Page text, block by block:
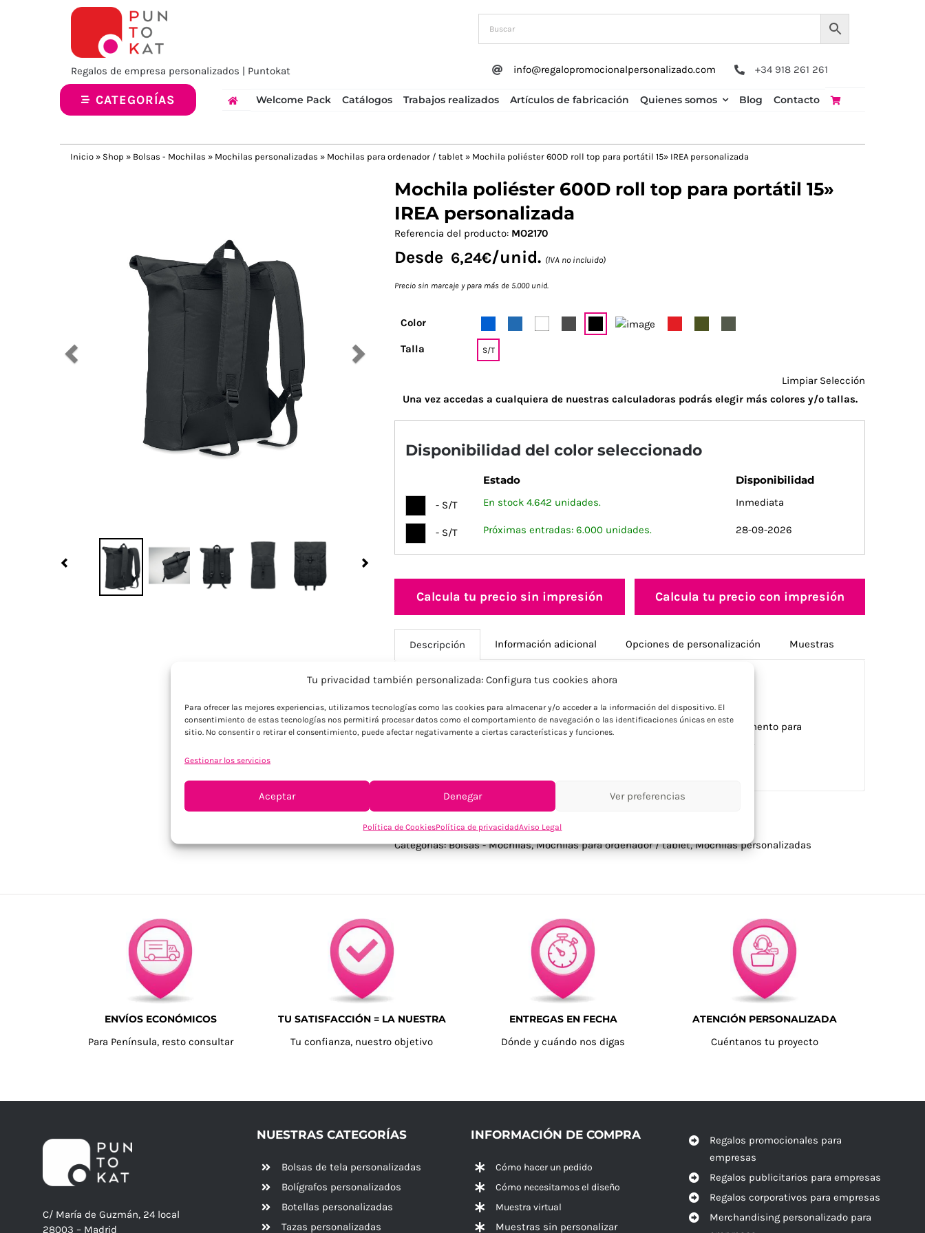
Tu privacidad también personalizada: Configura tus cookies ahora
Para ofrecer las mejores experiencias, utilizamos tecnologías como las cookies para almacenar y/o acceder a la información del dispositivo. El
consentimiento de estas tecnologías nos permitirá procesar datos como el comportamiento de navegación o las identificaciones únicas en este
sitio. No consentir o retirar el consentimiento, puede afectar negativamente a ciertas características y funciones.
Gestionar los servicios
Aceptar Denegar Ver preferencias
Política de CookiesPolítica de privacidadAviso Legal
Regalos de empresa personalizados | Puntokat info@regalopromocionalpersonalizado.com +34 918 261 261
CATEGORÍAS Welcome Pack Catálogos Trabajos realizados Artículos de fabricación Quienes somos Blog Contacto
Inicio » Shop » Bolsas - Mochilas » Mochilas personalizadas » Mochilas para ordenador / tablet » Mochila poliéster 600D roll top para portátil 15» IREA personalizada
Previous
Mochila poliéster 600D roll top para portátil 15»
IREA personalizada
Referencia del producto: MO2170
Desde 6,24€/unid. (IVA no incluido)
Precio sin marcaje y para más de 5.000 unid.
Color
Talla S/T
Limpiar Selección
Una vez accedas a cualquiera de nuestras calculadoras podrás elegir más colores y/o tallas.
Disponibilidad del color seleccionado
Estado Disponibilidad
- S/T En stock 4.642 unidades. Inmediata
- S/T Próximas entradas: 6.000 unidades. 28-09-2026
Calcula tu precio sin impresión Calcula tu precio con impresión
Descripción Información adicional Opciones de personalización Muestras
Mochila de poliéster 600D personalizada con cierre roll top. Compartimento para
portátil 15». Regalo funcional y resistente para campañas corporativas.
SKU:MO2170-03
Categorías:Bolsas - Mochilas,Mochilas para ordenador / tablet,Mochilas personalizadas
ENVÍOS ECONÓMICOS
Para Península, resto consultar
TU SATISFACCIÓN = LA NUESTRA
Tu confianza, nuestro objetivo
ENTREGAS EN FECHA
Dónde y cuándo nos digas
ATENCIÓN PERSONALIZADA
Cuéntanos tu proyecto
C/ María de Guzmán, 24 local
28003 – Madrid
NUESTRAS CATEGORÍAS
Bolsas de tela personalizadas
Bolígrafos personalizados
Botellas personalizadas
Tazas personalizadas
INFORMACIÓN DE COMPRA
Cómo hacer un pedido
Cómo necesitamos el diseño
Muestra virtual
Muestras sin personalizar
Regalos promocionales para
empresas
Regalos publicitarios para empresas
Regalos corporativos para empresas
Merchandising personalizado para